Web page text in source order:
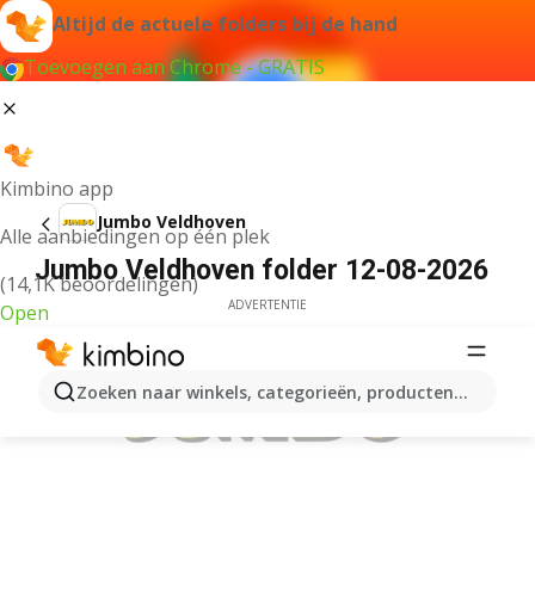
Altijd de actuele folders bij de hand
Toevoegen aan Chrome - GRATIS
Kimbino app
Alle aanbiedingen op één plek
(14,1K beoordelingen)
Open
Zoeken naar winkels, categorieën, producten...
Jumbo Veldhoven
Jumbo Veldhoven folder 12-08-2026
ADVERTENTIE